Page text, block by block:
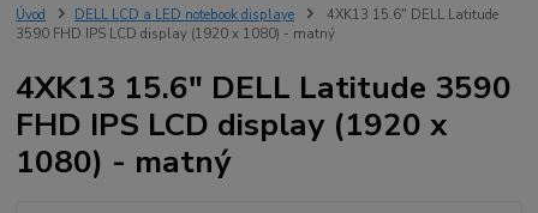
Úvod DELL LCD a LED notebook displaye
4XK13 15.6" DELL Latitude
3590 FHD IPS LCD display (1920 x 1080) - matný
4XK13 15.6" DELL Latitude 3590
FHD IPS LCD display (1920 x
1080) - matný